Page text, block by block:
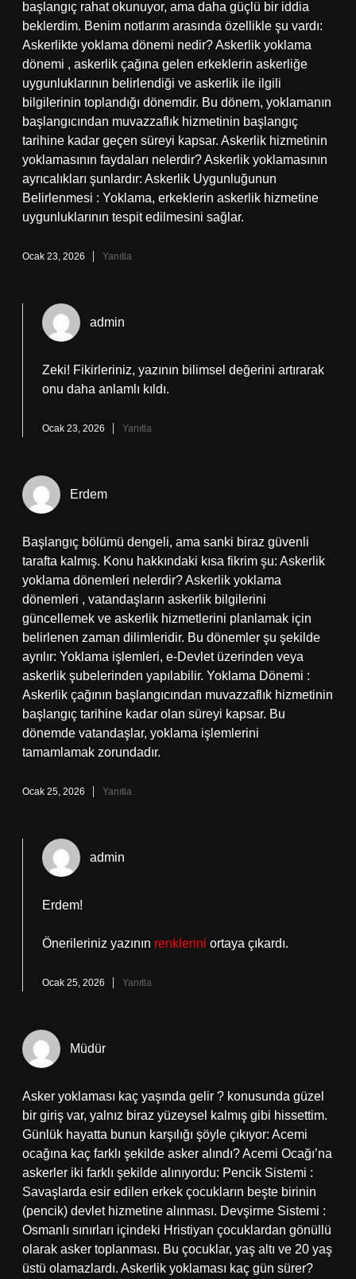
başlangıç rahat okunuyor, ama daha güçlü bir iddia
beklerdim. Benim notlarım arasında özellikle şu vardı:
Askerlikte yoklama dönemi nedir? Askerlik yoklama
dönemi , askerlik çağına gelen erkeklerin askerliğe
uygunluklarının belirlendiği ve askerlik ile ilgili
bilgilerinin toplandığı dönemdir. Bu dönem, yoklamanın
başlangıcından muvazzaflık hizmetinin başlangıç
tarihine kadar geçen süreyi kapsar. Askerlik hizmetinin
yoklamasının faydaları nelerdir? Askerlik yoklamasının
ayrıcalıkları şunlardır: Askerlik Uygunluğunun
Belirlenmesi : Yoklama, erkeklerin askerlik hizmetine
uygunluklarının tespit edilmesini sağlar.
Ocak 23, 2026 Yanıtla
admin
Zeki! Fikirleriniz, yazının bilimsel değerini artırarak
onu daha anlamlı kıldı.
Ocak 23, 2026 Yanıtla
Erdem
Başlangıç bölümü dengeli, ama sanki biraz güvenli
tarafta kalmış. Konu hakkındaki kısa fikrim şu: Askerlik
yoklama dönemleri nelerdir? Askerlik yoklama
dönemleri , vatandaşların askerlik bilgilerini
güncellemek ve askerlik hizmetlerini planlamak için
belirlenen zaman dilimleridir. Bu dönemler şu şekilde
ayrılır: Yoklama işlemleri, e-Devlet üzerinden veya
askerlik şubelerinden yapılabilir. Yoklama Dönemi :
Askerlik çağının başlangıcından muvazzaflık hizmetinin
başlangıç tarihine kadar olan süreyi kapsar. Bu
dönemde vatandaşlar, yoklama işlemlerini
tamamlamak zorundadır.
Ocak 25, 2026 Yanıtla
admin
Erdem!
Önerileriniz yazının renklerini ortaya çıkardı.
Ocak 25, 2026 Yanıtla
Müdür
Asker yoklaması kaç yaşında gelir ? konusunda güzel
bir giriş var, yalnız biraz yüzeysel kalmış gibi hissettim.
Günlük hayatta bunun karşılığı şöyle çıkıyor: Acemi
ocağına kaç farklı şekilde asker alındı? Acemi Ocağı’na
askerler iki farklı şekilde alınıyordu: Pencik Sistemi :
Savaşlarda esir edilen erkek çocukların beşte birinin
(pencik) devlet hizmetine alınması. Devşirme Sistemi :
Osmanlı sınırları içindeki Hristiyan çocuklardan gönüllü
olarak asker toplanması. Bu çocuklar, yaş altı ve 20 yaş
üstü olamazlardı. Askerlik yoklaması kaç gün sürer?